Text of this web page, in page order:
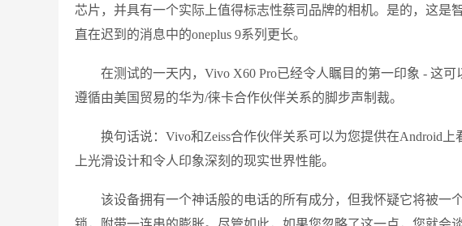
芯片，并具有一个实际上值得标志性蔡司品牌的相机。是的，这是
直在迟到的消息中的oneplus 9系列更长。
在测试的一天内，Vivo X60 Pro已经令人瞩目的第一印象 - 这
遵循由美国贸易的华为/徕卡合作伙伴关系的脚步声制裁。
换句话说：Vivo和Zeiss合作伙伴关系可以为您提供在Android
上光滑设计和令人印象深刻的现实世界性能。
该设备拥有一个神话般的电话的所有成分，但我怀疑它将被一